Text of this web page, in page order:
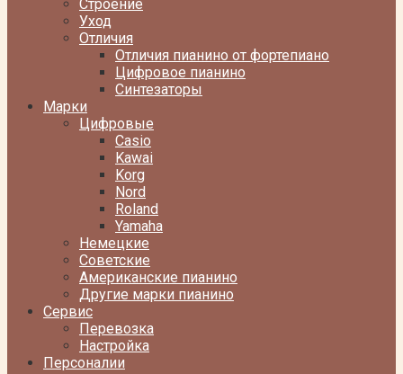
Строение
Уход
Отличия
Отличия пианино от фортепиано
Цифровое пианино
Синтезаторы
Марки
Цифровые
Casio
Kawai
Korg
Nord
Roland
Yamaha
Немецкие
Советские
Американские пианино
Другие марки пианино
Сервис
Перевозка
Настройка
Персоналии